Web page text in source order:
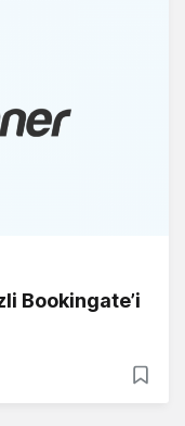
Bookingate’i